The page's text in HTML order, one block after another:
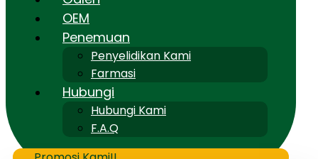
OEM
Penemuan
Penyelidikan Kami
Farmasi
Hubungi
Hubungi Kami
F.A.Q